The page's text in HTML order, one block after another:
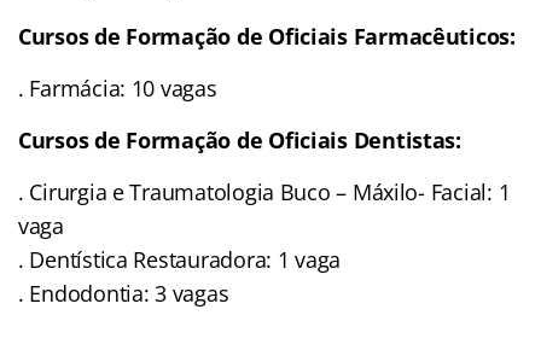
Cursos de Formação de Oficiais Farmacêuticos:
. Farmácia: 10 vagas
Cursos de Formação de Oficiais Dentistas:
. Cirurgia e Traumatologia Buco – Máxilo- Facial: 1
vaga
. Dentística Restauradora: 1 vaga
. Endodontia: 3 vagas